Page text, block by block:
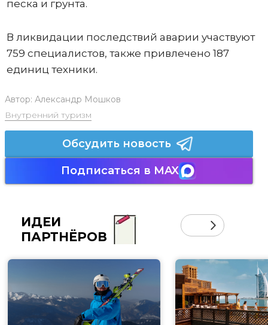
песка и грунта.
В ликвидации последствий аварии участвуют
759 специалистов, также привлечено 187
единиц техники.
Автор: Александр Мошков
Внутренний туризм
Обсудить новость
Подписаться в MAX
ИДЕИ
ПАРТНЁРОВ